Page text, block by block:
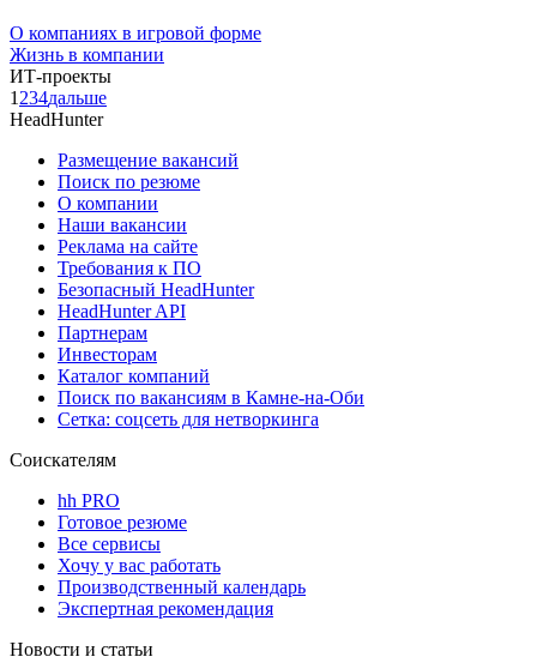
О компаниях в игровой форме
Жизнь в компании
ИТ-проекты
1 234дальше
HeadHunter
Размещение вакансий
Поиск по резюме
О компании
Наши вакансии
Реклама на сайте
Требования к ПО
Безопасный HeadHunter
HeadHunter API
Партнерам
Инвесторам
Каталог компаний
Поиск по вакансиям в Камне-на-Оби
Сетка: соцсеть для нетворкинга
Соискателям
hh PRO
Готовое резюме
Все сервисы
Хочу у вас работать
Производственный календарь
Экспертная рекомендация
Новости и статьи